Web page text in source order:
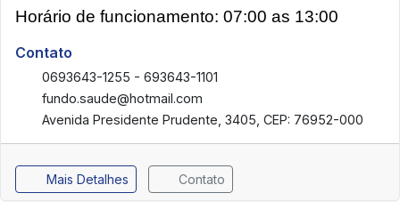
Horário de funcionamento: 07:00 as 13:00
Contato
0693643-1255 - 693643-1101
fundo.saude@hotmail.com
Avenida Presidente Prudente, 3405, CEP: 76952-000
Mais Detalhes Contato